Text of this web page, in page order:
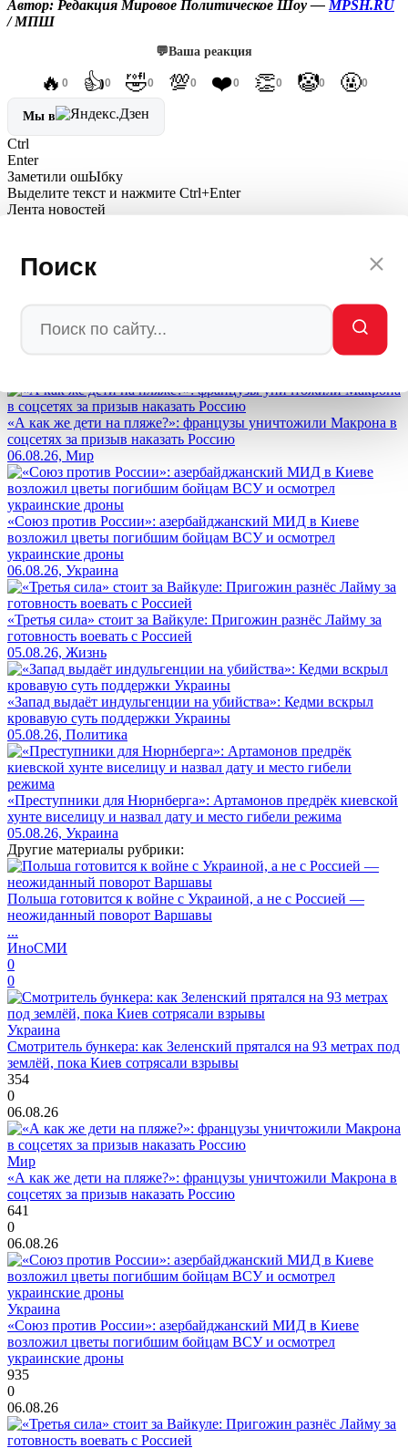
Поиск
Автор: Редакция Мировое Политическое Шоу — MPSH.RU
/ МПШ
💬Ваша реакция
🔥 0 👍0 🤣0 💯0 ❤️0 👏0 🤡0 🤬0
Мы в
Ctrl
Enter
Заметили ошЫбку
Выделите текст и нажмите Ctrl+Enter
Лента новостей
Польша готовится к войне с Украиной, а не с Россией —
неожиданный поворот Варшавы
Смотритель бункера: как Зеленский прятался на 93 метрах под
«А как же дети на пляже?»: французы уничтожили Макрона в
соцсетях за призыв наказать Россию
06.08.26, Мир
«Союз против России»: азербайджанский МИД в Киеве
возложил цветы погибшим бойцам ВСУ и осмотрел
украинские дроны
06.08.26, Украина
«Третья сила» стоит за Вайкуле: Пригожин разнёс Лайму за
готовность воевать с Россией
05.08.26, Жизнь
«Запад выдаёт индульгенции на убийства»: Кедми вскрыл
кровавую суть поддержки Украины
05.08.26, Политика
«Преступники для Нюрнберга»: Артамонов предрёк киевской
хунте виселицу и назвал дату и место гибели режима
05.08.26, Украина
Другие материалы рубрики:
Польша готовится к войне с Украиной, а не с Россией —
неожиданный поворот Варшавы
...
ИноСМИ
0
0
Украина
Смотритель бункера: как Зеленский прятался на 93 метрах под
землёй, пока Киев сотрясали взрывы
354
0
06.08.26
Мир
«А как же дети на пляже?»: французы уничтожили Макрона в
соцсетях за призыв наказать Россию
641
0
06.08.26
Украина
«Союз против России»: азербайджанский МИД в Киеве
возложил цветы погибшим бойцам ВСУ и осмотрел
украинские дроны
935
0
06.08.26